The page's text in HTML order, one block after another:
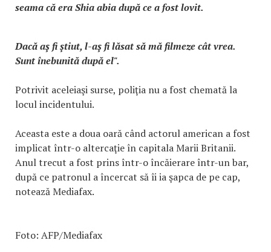
seama că era Shia abia după ce a fost lovit.
Dacă aş fi ştiut, l-aş fi lăsat să mă filmeze cât vrea.
Sunt înebunită după el".
Potrivit aceleiaşi surse, poliţia nu a fost chemată la
locul incidentului.
Aceasta este a doua oară când actorul american a fost
implicat într-o altercaţie în capitala Marii Britanii.
Anul trecut a fost prins într-o încăierare într-un bar,
după ce patronul a încercat să îi ia şapca de pe cap,
notează Mediafax.
Foto: AFP/Mediafax